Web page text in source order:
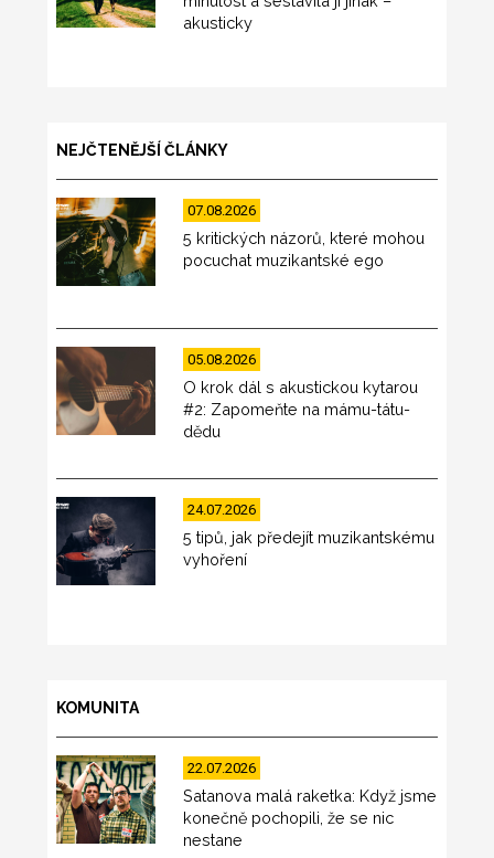
akusticky
NEJČTENĚJŠÍ ČLÁNKY
07.08.2026
5 kritických názorů, které mohou
pocuchat muzikantské ego
05.08.2026
O krok dál s akustickou kytarou
#2: Zapomeňte na mámu-tátu-
dědu
24.07.2026
5 tipů, jak předejít muzikantskému
vyhoření
KOMUNITA
22.07.2026
Satanova malá raketka: Když jsme
konečně pochopili, že se nic
nestane